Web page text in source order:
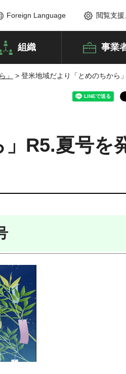
Foreign Language 閲覧支
組織 事業
」 > 登米地域だより「とめのちから
R5.夏号を